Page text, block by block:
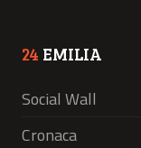
24 EMILIA
Social Wall
Cronaca